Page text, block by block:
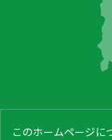
このホームページに